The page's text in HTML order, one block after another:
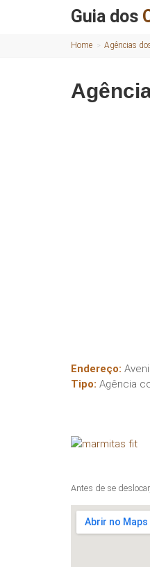
Guia dos
Home Agências
Endereço:
Tipo: Agência
Antes de se